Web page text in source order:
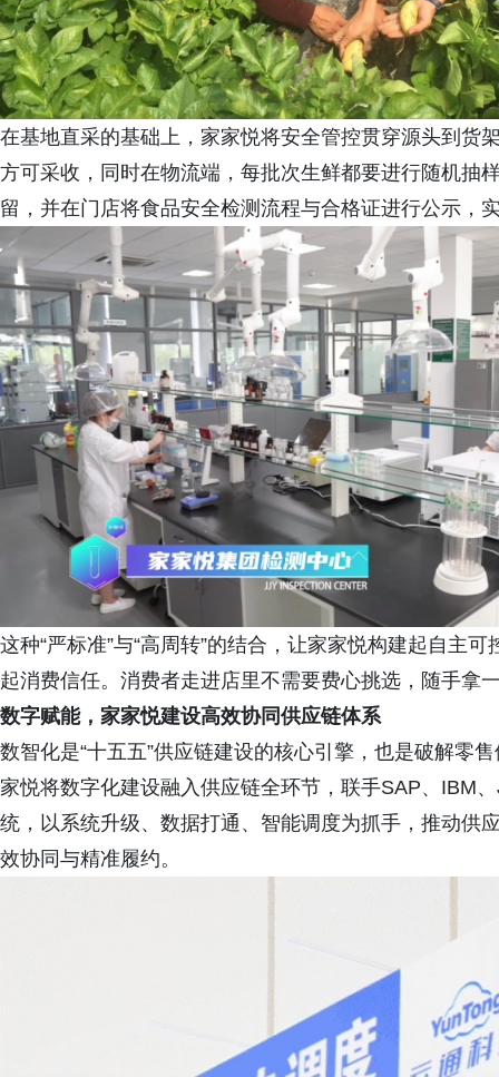
在基地直采的基础上，家家悦将安全管控贯穿源头到货
方可采收，同时在物流端，每批次生鲜都要进行随机抽
留，并在门店将食品安全检测流程与合格证进行公示，
这种“严标准”与“高周转”的结合，让家家悦构建起自主
起消费信任。消费者走进店里不需要费心挑选，随手拿
数字赋能， 家家悦建设高效协同供应链体系
数智化是“十五五”供应链建设的核心引擎，也是破解零
家悦将数字化建设融入供应链全环节，联手SAP、IBM
统，以系统升级、数据打通、智能调度为抓手，推动供
效协同与精准履约。